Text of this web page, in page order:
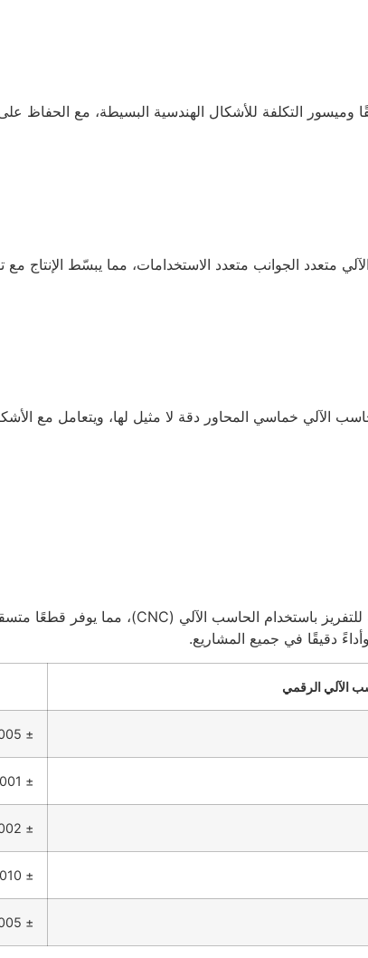
وميسور التكلفة للأشكال الهندسية البسيطة، مع الحفاظ
الآلي خماسي المحاور دقة لا مثيل لها، ويتعامل مع
الآلي الرقمي
± 0.005" (± 0.127 مم)
± 0.001 بوصة (± 0.025 مم)
± 0.002" (± 0.051 مم)
± 0.010" (± 0.254 مم)
± 0.005 بوصة (± 0.127 مم) للخيوط الخارجية